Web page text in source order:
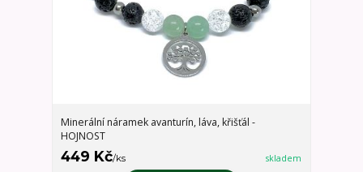
Minerální náramek avanturín, láva, křišťál -
HOJNOST
449 Kč/ks skladem